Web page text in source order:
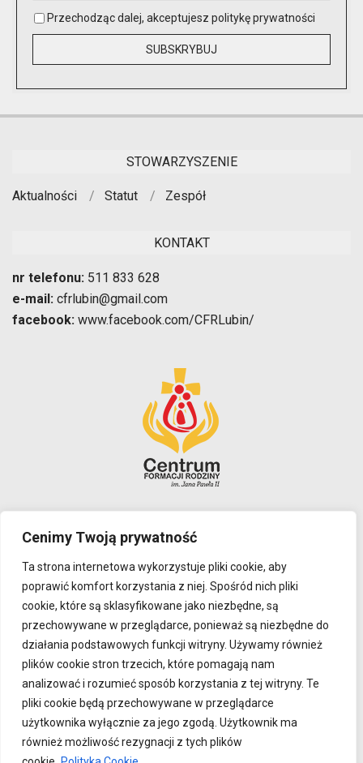
Cenimy Twoją prywatność
Ta strona internetowa wykorzystuje pliki cookie, aby
poprawić komfort korzystania z niej. Spośród nich pliki
cookie, które są sklasyfikowane jako niezbędne, są
przechowywane w przeglądarce, ponieważ są niezbędne do
działania podstawowych funkcji witryny. Używamy również
plików cookie stron trzecich, które pomagają nam
analizować i rozumieć sposób korzystania z tej witryny. Te
pliki cookie będą przechowywane w przeglądarce
użytkownika wyłącznie za jego zgodą. Użytkownik ma
również możliwość rezygnacji z tych plików
Przechodząc dalej, akceptujesz politykę prywatności
STOWARZYSZENIE
Aktualności Statut Zespół
KONTAKT
nr telefonu: 511 833 628
e-mail: cfrlubin@gmail.com
facebook: www.facebook.com/CFRLubin/
ADRES
Adres: Centrum Formacji Rodziny im. Jana Pawła II
ul. Jana Pawła II 58
59-300 Lubin
KRS 0000779047
NIP 692 25 20 604
REGON 382934838
Konto: 59 1090 2082 0000 0001 4228 9273